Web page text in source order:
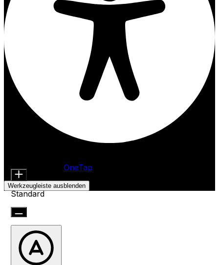
Präsentiert von OneTap
Werkzeugleiste ausblenden
Standard